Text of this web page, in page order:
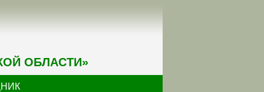
ОБЛАСТИ»